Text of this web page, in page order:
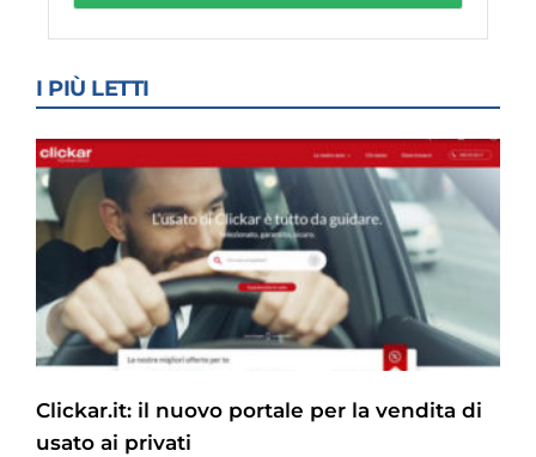
I PIÙ LETTI
Clickar.it: il nuovo portale per la vendita di
usato ai privati